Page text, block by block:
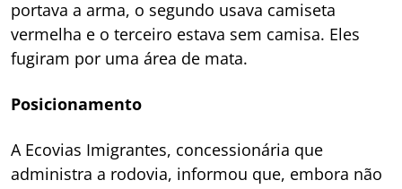
portava a arma, o segundo usava camiseta
vermelha e o terceiro estava sem camisa. Eles
fugiram por uma área de mata.
Posicionamento
A Ecovias Imigrantes, concessionária que
administra a rodovia, informou que, embora não